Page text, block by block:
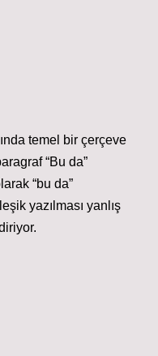
temel bir çerçeve
“Bu da”
“bu da”
yazılması yanlış